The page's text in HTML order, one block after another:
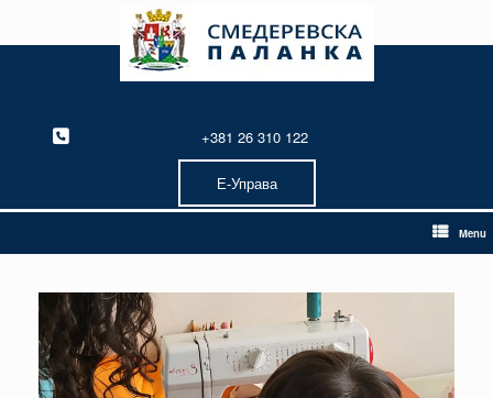
content
+381 26 310 122
Е-Управа
Menu